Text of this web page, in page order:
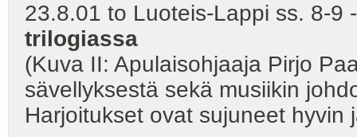
23.8.01 to Luoteis-Lappi ss. 8-9
trilogiassa
(Kuva II: Apulaisohjaaja Pirjo
sävellyksestä sekä musiikin
Harjoitukset ovat sujuneet hyvin